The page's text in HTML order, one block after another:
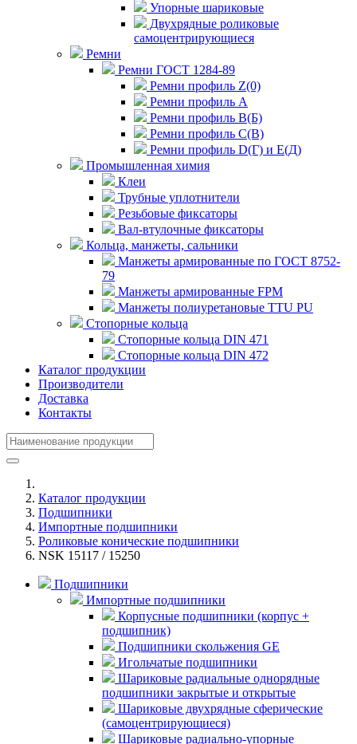
Упорные шариковые
Двухрядные роликовые
самоцентрирующиеся
Ремни
Ремни ГОСТ 1284-89
Ремни профиль Z(0)
Ремни профиль А
Ремни профиль В(Б)
Ремни профиль С(В)
Ремни профиль D(Г) и E(Д)
Промышленная химия
Клеи
Трубные уплотнители
Резьбовые фиксаторы
Вал-втулочные фиксаторы
Кольца, манжеты, сальники
Манжеты армированные по ГОСТ 8752-
79
Манжеты армированные FPM
Манжеты полиуретановые TTU PU
Стопорные кольца
Стопорные кольца DIN 471
Стопорные кольца DIN 472
Каталог продукции
Производители
Доставка
Контакты
Каталог продукции
Подшипники
Импортные подшипники
Роликовые конические подшипники
NSK 15117 / 15250
Подшипники
Импортные подшипники
Корпусные подшипники (корпус +
подшипник)
Подшипники скольжения GE
Игольчатые подшипники
Шариковые радиальные однорядные
подшипники закрытые и открытые
Шариковые двухрядные сферические
(самоцентрирующиеся)
Шариковые радиально-упорные